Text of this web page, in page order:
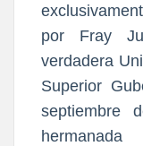
por Fray
verdadera
Superior
septiembre